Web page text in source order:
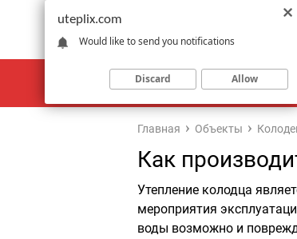
Материалы Объекты
Главная Объекты
Как
Утепление колодца
мероприятия
воды возможно и
uteplix.com
Would like to send you notifications
Discard Allow